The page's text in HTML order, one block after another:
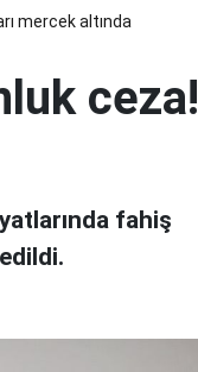
mercek altında
ceza!
fahiş